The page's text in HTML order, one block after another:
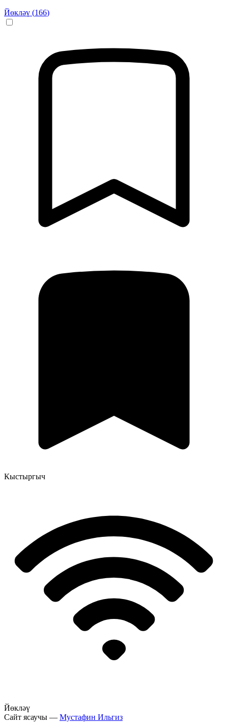
Йөкләү (166)
Кыстыргыч
Йөкләү
Сайт ясаучы — Мустафин Ильгиз